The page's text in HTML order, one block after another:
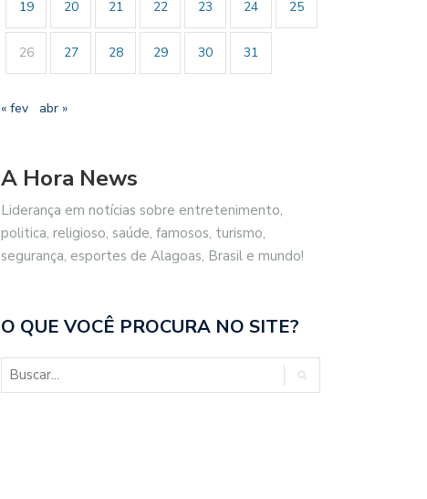
19 20 21 22 23 24 25
26 27 28 29 30 31
« fev abr »
A Hora News
Liderança em notícias sobre entretenimento,
politica, religioso, saúde, famosos, turismo,
segurança, esportes de Alagoas, Brasil e mundo!
O QUE VOCÊ PROCURA NO SITE?